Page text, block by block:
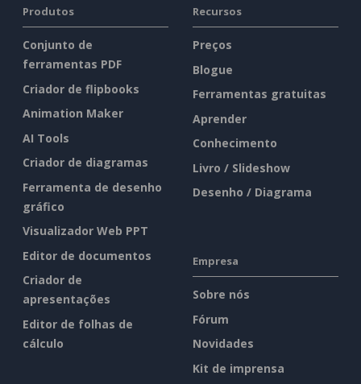
Produtos
Conjunto de
ferramentas PDF
Criador de flipbooks
Animation Maker
AI Tools
Criador de diagramas
Ferramenta de desenho
gráfico
Visualizador Web PPT
Editor de documentos
Criador de
apresentações
Editor de folhas de
cálculo
Recursos
Preços
Blogue
Ferramentas gratuitas
Aprender
Conhecimento
Livro / Slideshow
Desenho / Diagrama
Empresa
Sobre nós
Fórum
Novidades
Kit de imprensa